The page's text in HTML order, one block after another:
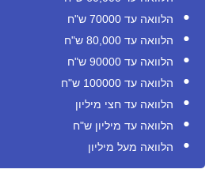
הלוואה עד 70000 ש"ח
הלוואה עד 80,000 ש"ח
הלוואה עד 90000 ש"ח
הלוואה עד 100000 ש"ח
הלוואה עד חצי מיליון
הלוואה עד מיליון ש"ח
הלוואה מעל מיליון